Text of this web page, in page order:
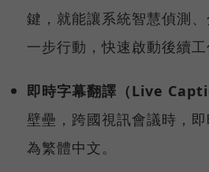
鍵，就能讓系統智慧偵測
一步行動，快速啟動後續工
即時字幕翻譯（Live
壁壘，跨國視訊會議時，
為繁體中文。